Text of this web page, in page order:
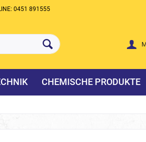
0451 891555
CHEMISCHE PRODUKTE